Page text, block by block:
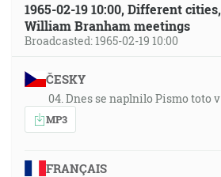
1965-02-19 10:00, Different
William Branham meetings
Broadcasted: 1965-02-19 10:00
ČESKY
04. Dnes se naplnilo Pismo toto
MP3
FRANÇAIS